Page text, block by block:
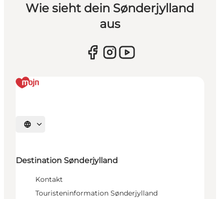
Wie sieht dein Sønderjylland
aus
Sprache auswählen
Destination Sønderjylland
Kontakt
Touristeninformation Sønderjylland